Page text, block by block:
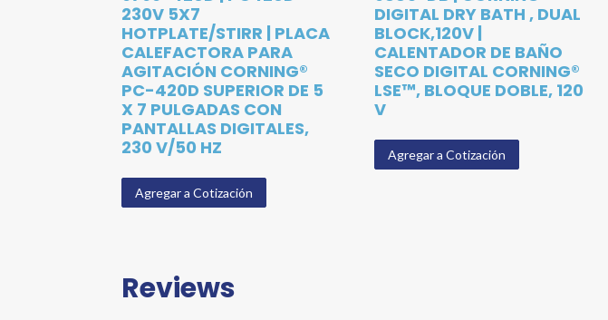
230V 5X7
HOTPLATE/STIRR | PLACA
CALEFACTORA PARA
AGITACIÓN CORNING®
PC-420D SUPERIOR DE 5
X 7 PULGADAS CON
PANTALLAS DIGITALES,
230 V/50 HZ
Agregar a Cotización
DIGITAL DRY BATH , DUAL
BLOCK,120V |
CALENTADOR DE BAÑO
SECO DIGITAL CORNING®
LSE™, BLOQUE DOBLE, 120
V
Agregar a Cotización
Reviews